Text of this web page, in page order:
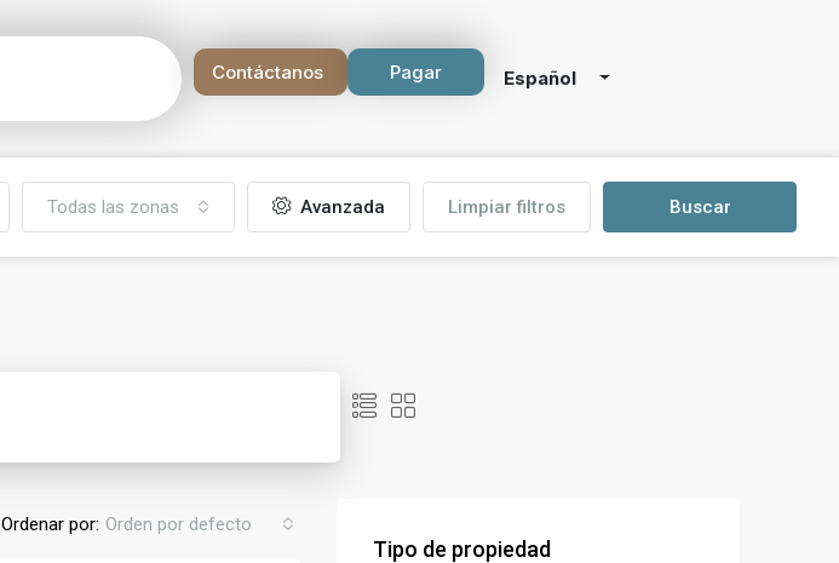
Contáctanos Pagar Español
Todas las zonas Avanzada Limpiar filtros Buscar
Ordenar por: Orden por defecto
Tipo de propiedad